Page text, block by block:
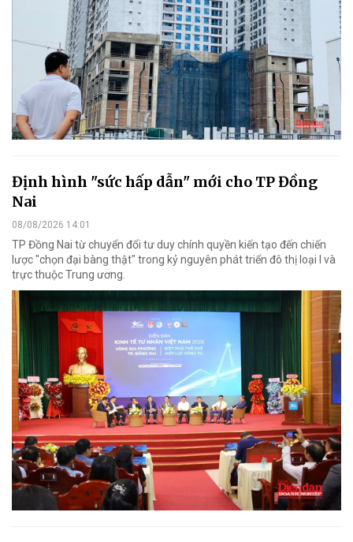
Định hình "sức hấp dẫn" mới cho TP Đồng
Nai
08/08/2026 14:01
TP Đồng Nai từ chuyển đổi tư duy chính quyền kiến tạo đến chiến
lược "chọn đại bàng thật" trong kỷ nguyên phát triển đô thị loại I và
trực thuộc Trung ương.